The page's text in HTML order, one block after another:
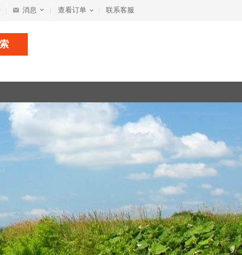
消息 查看订单 联系客服